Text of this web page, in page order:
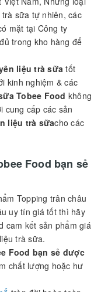
Toco, The Coffee
nguyên liệu trà
trà Royal, và các
đa dạng các
người tiêu dùng.
sữa giá tốt nhất
để mua đầy đủ
gì bạn cần tại
Nam, Những loại
sữa tự nhiên, các
mặt tại Công ty
trong kho hàng để
liệu trà sữa
kinh nghiệm & các
Tobee Foodkhông
cấp các sản